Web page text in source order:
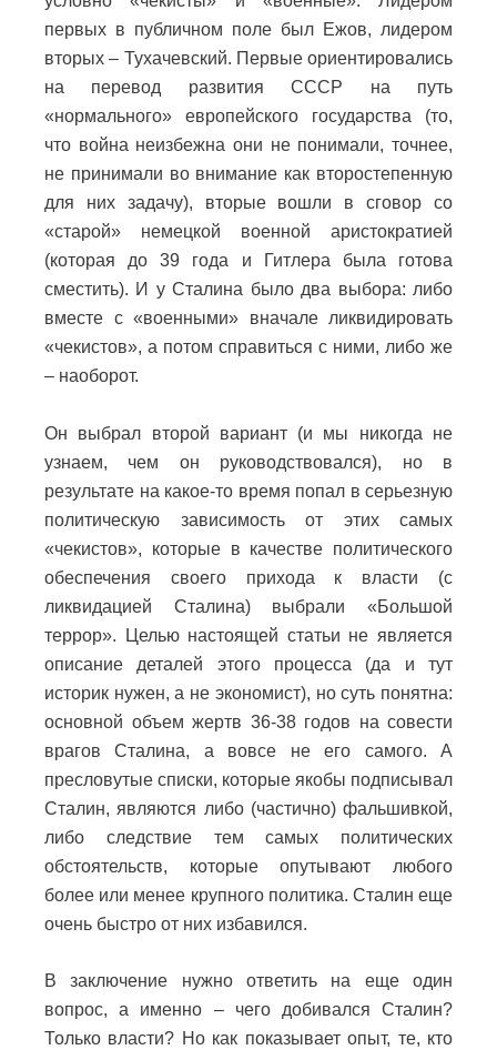
первых в публичном поле был Ежов, лидером
вторых – Тухачевский. Первые ориентировались
на перевод развития СССР на путь
«нормального» европейского государства (то,
что война неизбежна они не понимали, точнее,
не принимали во внимание как второстепенную
для них задачу), вторые вошли в сговор со
«старой» немецкой военной аристократией
(которая до 39 года и Гитлера была готова
сместить). И у Сталина было два выбора: либо
вместе с «военными» вначале ликвидировать
«чекистов», а потом справиться с ними, либо же
– наоборот.
Он выбрал второй вариант (и мы никогда не
узнаем, чем он руководствовался), но в
результате на какое-то время попал в серьезную
политическую зависимость от этих самых
«чекистов», которые в качестве политического
обеспечения своего прихода к власти (с
ликвидацией Сталина) выбрали «Большой
террор». Целью настоящей статьи не является
описание деталей этого процесса (да и тут
историк нужен, а не экономист), но суть понятна:
основной объем жертв 36-38 годов на совести
врагов Сталина, а вовсе не его самого. А
пресловутые списки, которые якобы подписывал
Сталин, являются либо (частично) фальшивкой,
либо следствие тем самых политических
обстоятельств, которые опутывают любого
более или менее крупного политика. Сталин еще
очень быстро от них избавился.
В заключение нужно ответить на еще один
вопрос, а именно – чего добивался Сталин?
Только власти? Но как показывает опыт, те, кто